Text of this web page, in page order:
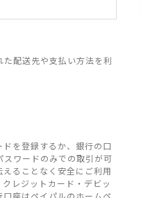
配送先や支払い方法を利
を登録するか、銀行の口
ワードのみでの取引が可
ることなく安全にご利用
レジットカード・デビッ